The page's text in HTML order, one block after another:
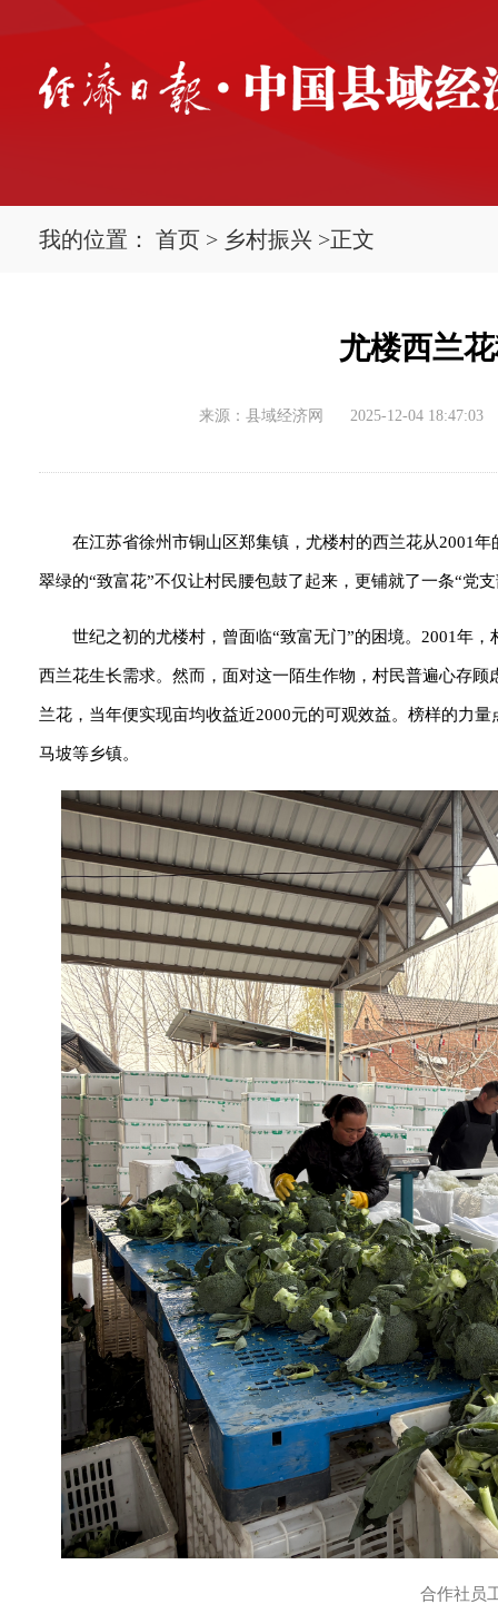
我的位置： 首页 > 乡村振兴 >正文
尤楼西兰
来源：县域经济网 2025-12-04 18:47:03
在江苏省徐州市铜山区郑集镇，尤楼村的西兰花从2001
翠绿的“致富花”不仅让村民腰包鼓了起来，更铺就了一条“党
世纪之初的尤楼村，曾面临“致富无门”的困境。2001年
西兰花生长需求。然而，面对这一陌生作物，村民普遍心存
兰花，当年便实现亩均收益近2000元的可观效益。榜样的力
马坡等乡镇。
合作社员